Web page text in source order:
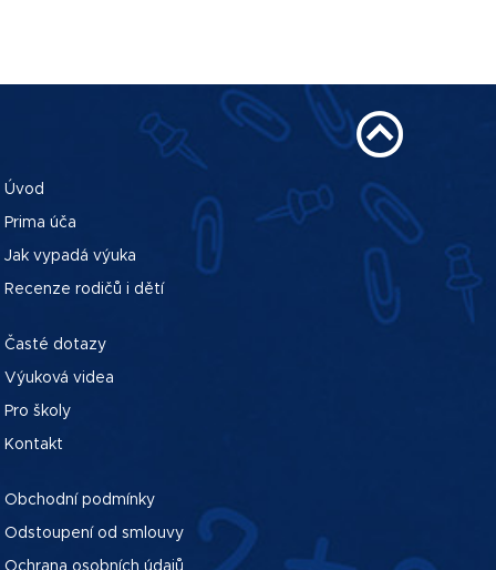
Úvod
Prima úča
Jak vypadá výuka
Recenze rodičů i dětí
Časté dotazy
Výuková videa
Pro školy
Kontakt
Obchodní podmínky
Odstoupení od smlouvy
Ochrana osobních údajů